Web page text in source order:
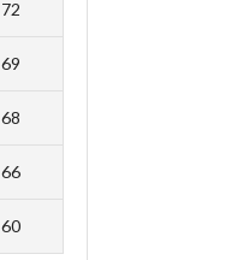
72
69
68
66
60